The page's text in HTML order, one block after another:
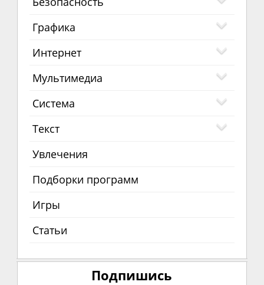
Графика
Интернет
Мультимедиа
Система
Текст
Увлечения
Подборки программ
Игры
Статьи
Подпишись